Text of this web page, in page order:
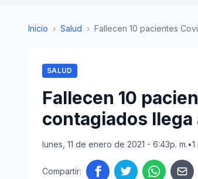
Inicio › Salud › Fallecen 10 pacientes
SALUD
Fallecen 10
contagiados llega
lunes, 11 de enero de 2021 - 6:43p. m.•
Compartir: